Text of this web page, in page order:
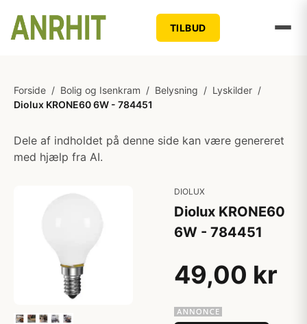
TILBUD
Forside / Bolig og Isenkram / Belysning / Lyskilder /
Diolux KRONE60 6W - 784451
Dele af indholdet på denne side kan være genereret
med hjælp fra AI.
DIOLUX
Diolux KRONE60
6W - 784451
49,00 kr